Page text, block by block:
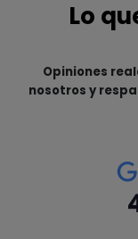
Lo
Opiniones
nosotros y